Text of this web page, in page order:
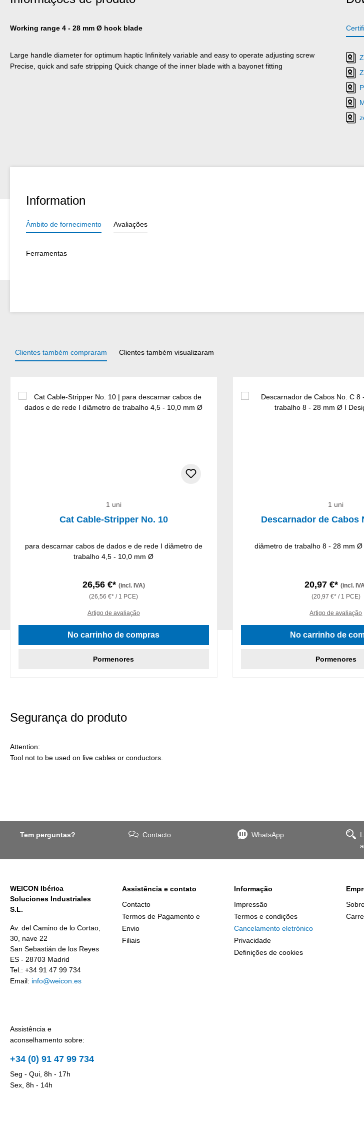
Working range 4 - 28 mm Ø hook blade
Large handle diameter for optimum haptic Infinitely variable and easy to operate adjusting screw
Precise, quick and safe stripping Quick change of the inner blade with a bayonet fitting
Information
Âmbito de fornecimento Avaliações
Ferramentas
Clientes também compraram Clientes também visualizaram
1 uni
Cat Cable-Stripper No. 10
para descarnar cabos de dados e de rede I diâmetro de
trabalho 4,5 - 10,0 mm Ø
26,56 €* (incl. IVA)
(26,56 €* / 1 PCE)
Artigo de avaliação
No carrinho de compras
Pormenores
1 uni
Descarnador de Cabos
diâmetro de trabalho 8 - 28 mm Ø
20,97 €*(incl.
(20,97 €* / 1 PCE)
Artigo de avaliação
No carrinho de
Pormenores
Segurança do produto
Attention:
Tool not to be used on live cables or conductors.
Tem perguntas? Contacto WhatsApp
WEICON Ibérica
Soluciones Industriales
S.L.
Av. del Camino de lo Cortao,
30, nave 22
San Sebastián de los Reyes
ES - 28703 Madrid
Tel.: +34 91 47 99 734
Email: info@weicon.es
Assistência e
aconselhamento sobre:
+34 (0) 91 47 99 734
Seg - Qui, 8h - 17h
Sex, 8h - 14h
Assistência e contato
Contacto
Termos de Pagamento e
Envio
Filiais
Informação
Impressão
Termos e condições
Cancelamento eletrónico
Privacidade
Definições de cookies